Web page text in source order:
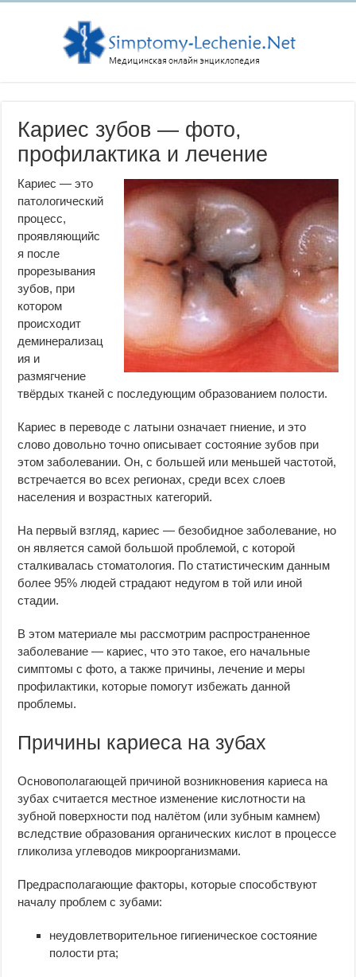
Кариес зубов — фото,
профилактика и лечение
Кариес — это
патологический
процесс,
проявляющийс
я после
прорезывания
зубов, при
котором
происходит
деминерализац
ия и
размягчение
твёрдых тканей с последующим образованием полости.
Кариес в переводе с латыни означает гниение, и это
слово довольно точно описывает состояние зубов при
этом заболевании. Он, с большей или меньшей частотой,
встречается во всех регионах, среди всех слоев
населения и возрастных категорий.
На первый взгляд, кариес — безобидное заболевание, но
он является самой большой проблемой, с которой
сталкивалась стоматология. По статистическим данным
более 95% людей страдают недугом в той или иной
стадии.
В этом материале мы рассмотрим распространенное
заболевание — кариес, что это такое, его начальные
симптомы с фото, а также причины, лечение и меры
профилактики, которые помогут избежать данной
проблемы.
Причины кариеса на зубах
Основополагающей причиной возникновения кариеса на
зубах считается местное изменение кислотности на
зубной поверхности под налётом (или зубным камнем)
вследствие образования органических кислот в процессе
гликолиза углеводов микроорганизмами.
Предрасполагающие факторы, которые способствуют
началу проблем с зубами:
неудовлетворительное гигиеническое состояние
полости рта;